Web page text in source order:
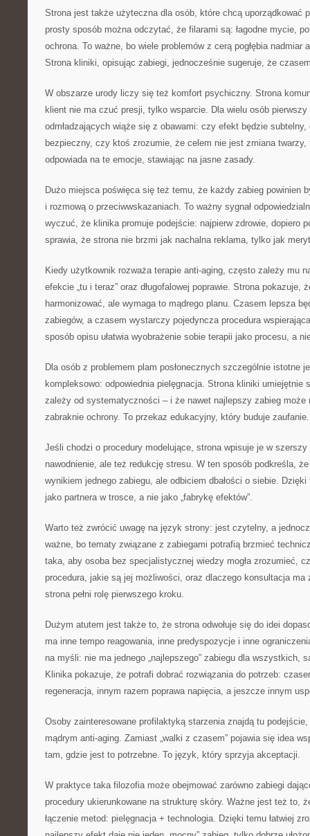
Strona jest także użyteczna dla osób, które chcą uporządkować
prosty sposób można odczytać, że filarami są: łagodne mycie,
ochrona. To ważne, bo wiele problemów z cerą pogłębia nadmiar
Strona kliniki, opisując zabiegi, jednocześnie sugeruje, że
W obszarze urody liczy się też komfort psychiczny. Strona
klient nie ma czuć presji, tylko wsparcie. Dla wielu osób
odmładzających wiąże się z obawami: czy efekt będzie
bezpieczny, czy ktoś zrozumie, że celem nie jest zmiana
odpowiada na te emocje, stawiając na jasne zasady.
Dużo miejsca poświęca się też temu, że każdy zabieg powinien
i rozmową o przeciwwskazaniach. To ważny sygnał
wyczuć, że klinika promuje podejście: najpierw zdrowie, dopiero
sprawia, że strona nie brzmi jak nachalna reklama, tylko jak
Kiedy użytkownik rozważa terapie anti-aging, często zależy mu
efekcie „tu i teraz” oraz długofalowej poprawie. Strona pokazuje,
harmonizować, ale wymaga to mądrego planu. Czasem lepsza
zabiegów, a czasem wystarczy pojedyncza procedura
sposób opisu ułatwia wyobrażenie sobie terapii jako procesu, a
Dla osób z problemem plam posłonecznych szczególnie istotne
kompleksowo: odpowiednia pielęgnacja. Strona kliniki umiejętnie
zależy od systematyczności – i że nawet najlepszy zabieg
zabraknie ochrony. To przekaz edukacyjny, który buduje zaufanie.
Jeśli chodzi o procedury modelujące, strona wpisuje je w
nawodnienie, ale też redukcję stresu. W ten sposób podkreśla,
wynikiem jednego zabiegu, ale odbiciem dbałości o siebie.
jako partnera w trosce, a nie jako „fabrykę efektów”.
Warto też zwrócić uwagę na język strony: jest czytelny, a
ważne, bo tematy związane z zabiegami potrafią brzmieć
taka, aby osoba bez specjalistycznej wiedzy mogła zrozumieć,
procedura, jakie są jej możliwości, oraz dlaczego konsultacja ma
strona pełni rolę pierwszego kroku.
Dużym atutem jest także to, że strona odwołuje się do idei
ma inne tempo reagowania, inne predyspozycje i inne
na myśli: nie ma jednego „najlepszego” zabiegu dla wszystkich,
Klinika pokazuje, że potrafi dobrać rozwiązania do potrzeb:
regeneracja, innym razem poprawa napięcia, a jeszcze innym
Osoby zainteresowane profilaktyką starzenia znajdą tu
mądrym anti-aging. Zamiast „walki z czasem” pojawia się idea
tam, gdzie jest to potrzebne. To język, który sprzyja akceptacji.
W praktyce taka filozofia może obejmować zarówno zabiegi
procedury ukierunkowane na strukturę skóry. Ważne jest też to,
łączenie metod: pielęgnacja + technologia. Dzięki temu łatwiej